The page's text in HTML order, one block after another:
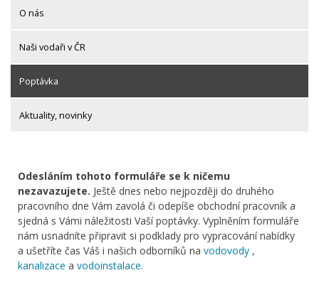
O nás
Naši vodaři v ČR
Poptávka
Aktuality, novinky
Odesláním tohoto formuláře se k ničemu
nezavazujete. Ještě dnes nebo nejpozději do druhého
pracovního dne Vám zavolá či odepíše obchodní pracovník a
sjedná s Vámi náležitosti Vaší poptávky. Vyplněním formuláře
nám usnadníte připravit si podklady pro vypracování nabídky
a ušetříte čas Váš i našich odborníků na vodovody ,
kanalizace a vodoinstalace.